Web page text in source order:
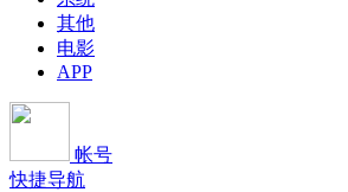
其他
电影
APP
帐号
快捷导航